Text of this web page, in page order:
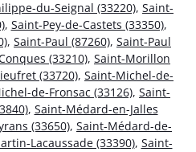
du-Seignal (33220), Saint-
, Saint-Pey-de-Castets (33350),
, Saint-Paul (87260), Saint-Paul
(33210), Saint-Morillon
(33720), Saint-Michel-de-
de-Fronsac (33126), Saint-
, Saint-Médard-en-Jalles
(33650), Saint-Médard-de-
Lacaussade (33390), Saint-